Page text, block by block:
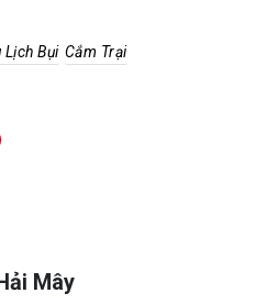
Lịch Bụi Cắm Trại
Mây